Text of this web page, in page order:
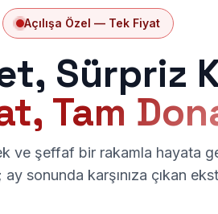
Açılışa Özel — Tek Fiyat
Sürpriz
Tam
ve şeffaf bir rakamla hayata
sonunda karşınıza çıkan